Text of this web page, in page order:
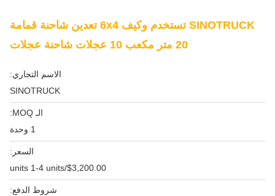
SINOTRUCK تستخدم وكيف 6x4 تعدين شاحنة قمامة
20 متر مكعب 10 عجلات شاحنة عجلات
الاسم التجاري:
SINOTRUCK
الـ MOQ:
1 وحدة
السعر:
$3,200.00/units 1-4 units
شروط الدفع: